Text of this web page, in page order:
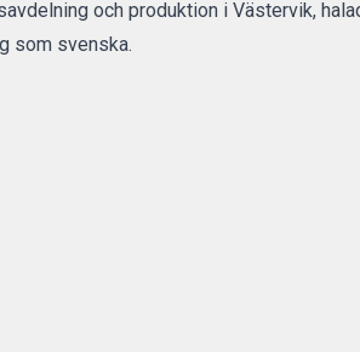
och produktion i Västervik,
som svenska.